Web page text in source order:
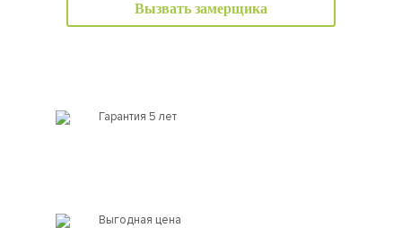
Вызвать замерщика
Гарантия 5 лет
Выгодная цена